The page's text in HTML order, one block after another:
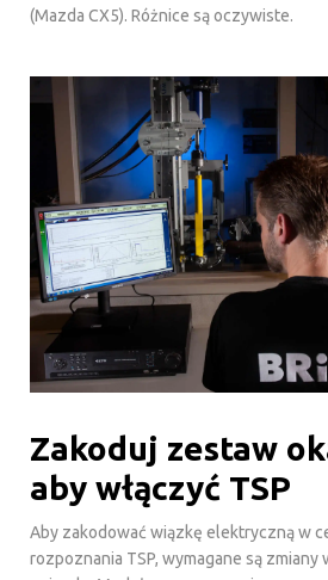
(Mazda CX5). Różnice są oczywiste.
Zakoduj zestaw
aby włączyć TSP
Aby zakodować wiązkę elektryczną w
rozpoznania TSP, wymagane są zmiany